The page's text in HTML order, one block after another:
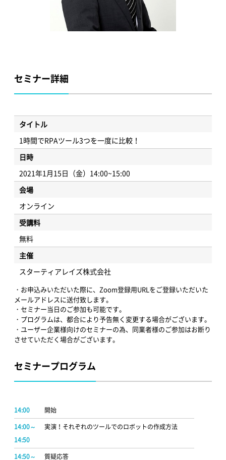
セミナー詳細
タイトル
1時間でRPAツール3つを一度に比較！
日時
2021年1月15日（金）14:00~15:00
会場
オンライン
受講料
無料
主催
スターティアレイズ株式会社
・お申込みいただいた際に、Zoom登録用URLをご登録いただいた
メールアドレスに送付致します。
・セミナー当日のご参加も可能です。
・プログラムは、都合により予告無く変更する場合がございます。
・ユーザー企業様向けのセミナーの為、同業者様のご参加はお断り
させていただく場合がございます。
セミナープログラム
14:00
開始
14:00～
14:50
実演！それぞれのツールでのロボットの作成方法
14:50～
質疑応答